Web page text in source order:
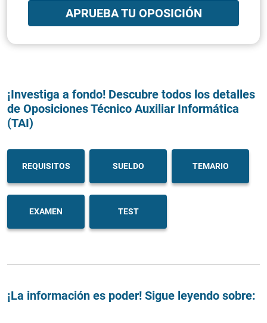
APRUEBA TU OPOSICIÓN
¡Investiga a fondo! Descubre todos los detalles
de Oposiciones Técnico Auxiliar Informática
(TAI)
REQUISITOS SUELDO TEMARIO
EXAMEN TEST
¡La información es poder! Sigue leyendo sobre: